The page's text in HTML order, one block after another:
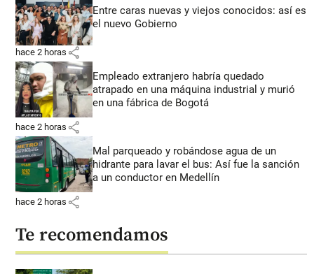
Entre caras nuevas y viejos conocidos: así es
el nuevo Gobierno
hace 2 horas share
Empleado extranjero habría quedado
atrapado en una máquina industrial y murió
en una fábrica de Bogotá
hace 2 horas share
Mal parqueado y robándose agua de un
hidrante para lavar el bus: Así fue la sanción
a un conductor en Medellín
hace 2 horas share
Te recomendamos